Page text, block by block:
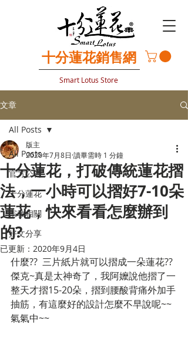
​十分蓮花銷售網
Smart Lotus Store
文章
All Posts
官方公告
十分蓮花
宗教相關
好文分享
All Posts
十分蓮花，打破傳統蓮花摺
法，一小時可以摺好7-10朵
蓮花，快來看看怎麼辦到
的?
版主
2020年7月8日 讀畢需時 1 分鐘
已更新： 2020年9月4日
什麼??  三片紙片就可以摺成一朵蓮花??
傑克~真是太神奇了，我阿嬤說他摺了一
整天才摺15-20朵，摺到腰酸背痛外加手
抽筋，有這麼好的設計怎麼不早說呢~~
氣氣中~~